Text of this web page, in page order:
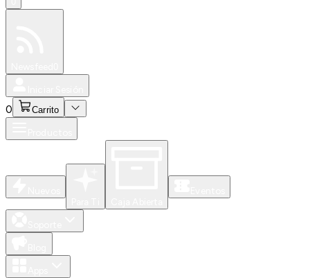
0 Carrito